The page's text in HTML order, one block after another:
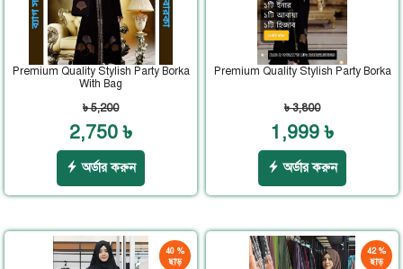
Premium Quality Stylish Party Borka
With Bag
৳ 5,200
2,750 ৳
অর্ডার করুন
Premium Quality Stylish Party Borka
৳ 3,800
1,999 ৳
অর্ডার করুন
40 %
ছাড়
42 %
ছাড়